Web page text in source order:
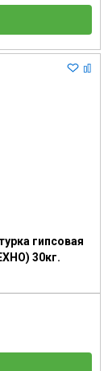
гипсовая
30кг.